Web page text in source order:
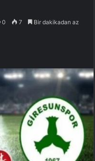
0 7 Bir dakikadan az